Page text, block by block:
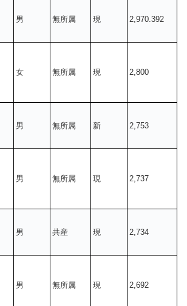
男 無所属 現 2,970.392
女 無所属 現 2,800
男 無所属 新 2,753
男 無所属 現 2,737
男 共産 現 2,734
男 無所属 現 2,692